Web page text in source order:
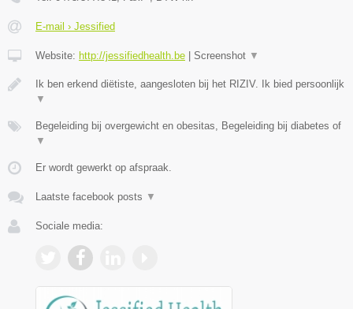
E-mail › Jessified
Website: http://jessifiedhealth.be | Screenshot ▼
Ik ben erkend diëtiste, aangesloten bij het RIZIV. Ik bied persoonlijk
▼
Begeleiding bij overgewicht en obesitas, Begeleiding bij diabetes of
▼
Er wordt gewerkt op afspraak.
Laatste facebook posts ▼
Sociale media: